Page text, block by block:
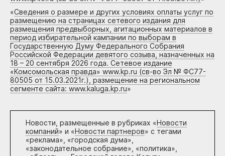
«Сведения о размере и других условиях оплаты услуг по
размещению на страницах сетевого издания для
размещения предвыборных, агитационных материалов в
период избирательной кампании по выборам в
Государственную Думу Федерального Собрания
Российской Федерации девятого созыва, назначенных на
18 – 20 сентября 2026 года. Сетевое издание
«Комсомольская правда» www.kp.ru (св-во Эл № ФС77-
80505 от 15.03.2021г.), размещение на региональном
сегменте сайта: www.kaluga.kp.ru»
Новости, размещенные в рубриках «Новости
компаний» и «Новости партнеров» с тегами
«реклама», «городская дума»,
«законодательное собрание», «политика»,